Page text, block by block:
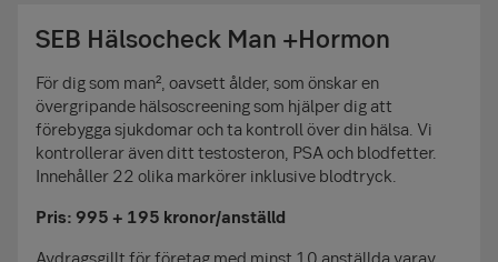
SEB Hälsocheck Man +Hormon
För dig som man², oavsett ålder, som önskar en
övergripande hälsoscreening som hjälper dig att
förebygga sjukdomar och ta kontroll över din hälsa. Vi
kontrollerar även ditt testosteron, PSA och blodfetter.
Innehåller 22 olika markörer inklusive blodtryck.
Pris: 995 + 195 kronor/anställd
Avdragsgillt för företag med minst 10 anställda varav